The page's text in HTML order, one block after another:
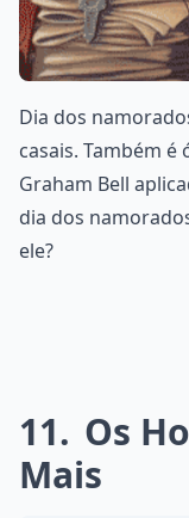
Dia dos
casais. Também
Graham Bell
dia dos
ele?
11
Os
Mais